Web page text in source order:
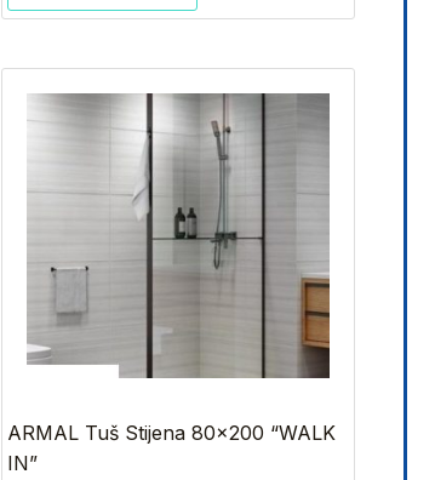
ARMAL Tuš Stijena 80×200 “WALK
IN”